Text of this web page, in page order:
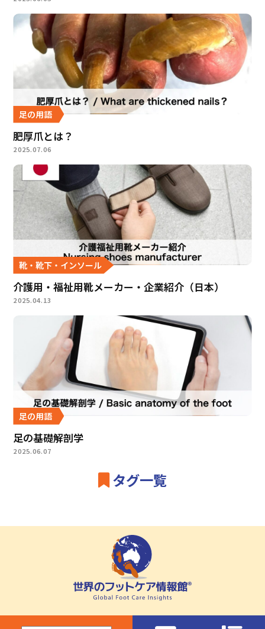
足の用語
肥厚爪とは？
2025.07.06
靴・靴下・インソール
介護用・福祉用靴メーカー・企業紹介（日本）
2025.04.13
足の用語
足の基礎解剖学
2025.06.07
タグ一覧